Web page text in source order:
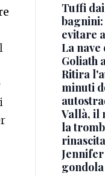
Tuffi
evitare
La
Goliath
Ritira
minuti
Vallà, il
la
rinascita